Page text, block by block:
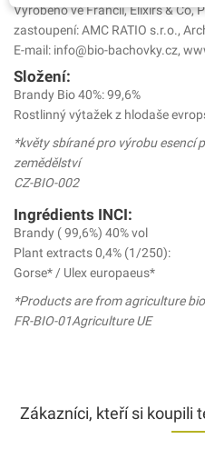
Vyrobeno ve Francii, Elixirs & Co,
zastoupení: AMC RATIO s.r.o.,
E-mail: info@bio-bachovky.cz,
Složení:
Brandy Bio 40%: 99,6%
Rostlinný výtažek z hlodaše
*květy sbírané pro výrobu esencí
zemědělství
CZ-BIO-002
Ingrédients INCI:
Brandy ( 99,6%) 40% vol
Plant extracts 0,4% (1/250):
Gorse* / Ulex europaeus*
*Products are from agriculture
FR-BIO-01Agriculture UE
Zákazníci, kteří si koupili